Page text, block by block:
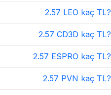
2.57 LEO kaç TL?
2.57 CD3D kaç TL?
2.57 ESPRO kaç TL?
2.57 PVN kaç TL?